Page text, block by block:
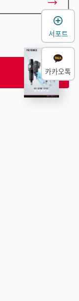
서포트
카카오톡